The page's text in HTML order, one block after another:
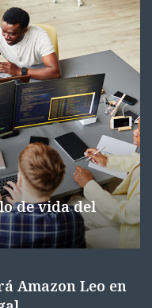
de vida del
Amazon Leo en